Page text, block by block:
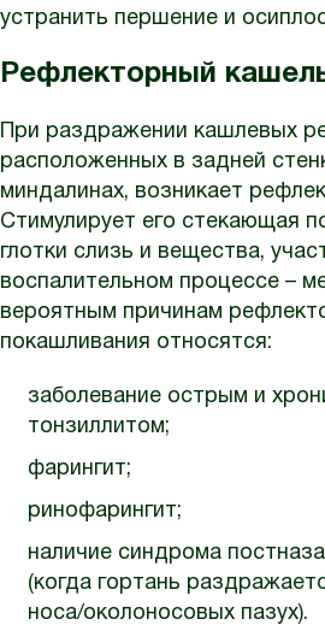
устранить першение и
Рефлекторный
При раздражении кашлевых
расположенных в задней
миндалинах, возникает
Стимулирует его стекающая
глотки слизь и вещества,
воспалительном процессе –
вероятным причинам
покашливания относятся:
заболевание острым и
тонзиллитом;
фарингит;
ринофарингит;
наличие синдрома
(когда гортань
носа/околоносовых пазух).